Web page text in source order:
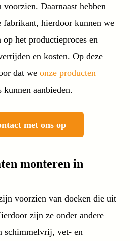
voorzien. Daarnaast hebben
hierdoor kunnen we
het productieproces en
en kosten. Op deze
dat we onze producten
kunnen aanbieden.
met ons op
monteren in
voorzien van doeken die uit
zijn ze onder andere
schimmelvrij, vet- en